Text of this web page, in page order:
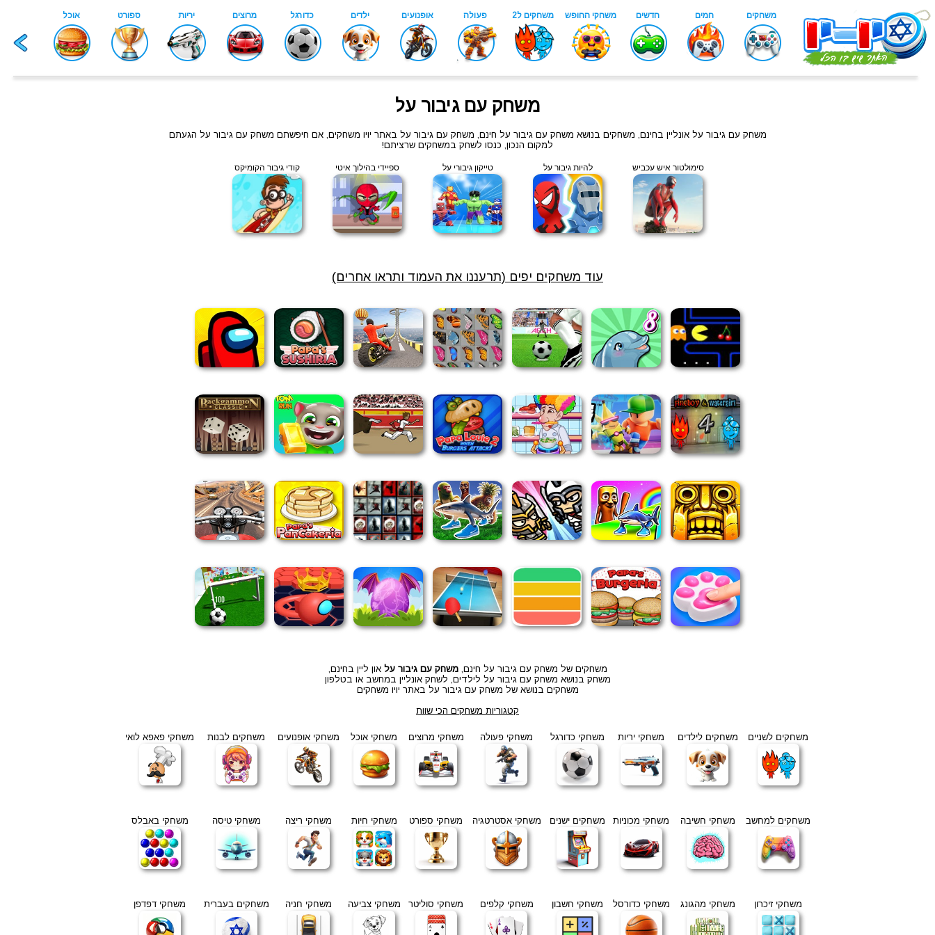
משחק עם גיבור על
משחק עם גיבור על אונליין בחינם, משחקים בנושא משחק עם גיבור על חינם, משחק עם גיבור על באתר יויו משחקים, אם חיפשתם משחק עם גיבור על הגעתם
למקום הנכון, כנסו לשחק במשחקים שרציתם!
סימולטור איש עכביש להיות גיבור על טייקון גיבורי על ספיידי בהילוך איטי קודי גיבור הקומיקס
עוד משחקים יפים (תרעננו את העמוד ותראו אחרים)
משחקים של משחק עם גיבור על חינם,משחק עם גיבור על און ליין בחינם,
משחק בנושא משחק עם גיבור על לילדים, לשחק אונליין במחשב או בטלפון
משחקים בנושא של משחק עם גיבור על באתר יויו משחקים
קטגוריות משחקים הכי שוות
משחקים לשניים משחקים לילדים משחקי יריות משחקי כדורגל משחקי פעולה משחקי מרוצים משחקי אוכל משחקי אופנועים משחקים לבנות משחקי פאפא לואי
משחקים למחשב משחקי חשיבה משחקי מכוניות משחקים ישנים משחקי אסטרטגיה משחקי ספורט משחקי חיות משחקי ריצה משחקי טיסה משחקי באבלס
משחקי זיכרון משחקי מהגונג משחקי כדורסל משחקי חשבון משחקי קלפים משחקי סוליטר משחקי צביעה משחקי חניה משחקים בעברית משחקי דפדפן